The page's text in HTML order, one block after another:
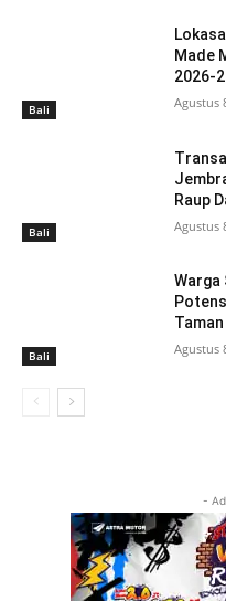
Bali
Made
2026-
Agustus
Bali
Raup
Agustus
Bali
Warga
Agustus
-